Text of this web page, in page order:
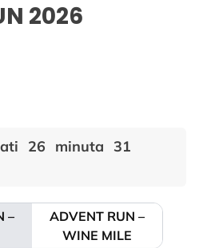
2026
26 minuta 31
–
ADVENT RUN –
WINE MILE